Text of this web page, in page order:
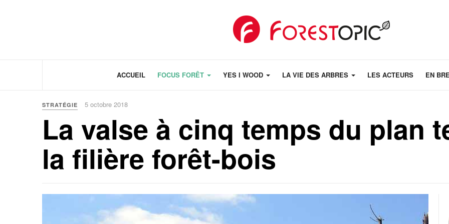
ACCUEIL FOCUS FORÊT YES I WOOD LA VIE DES ARBRES LES ACTEURS EN
STRATÉGIE 5 octobre 2018
La valse à cinq temps du plan
la filière forêt-bois